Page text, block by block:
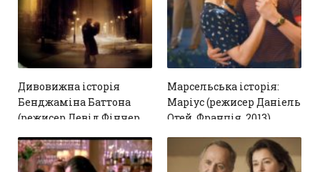
Дивовижна історія
Бенджаміна Баттона
(режисер Девід Фінчер,
1
Марсельська історія:
Маріус (режисер Даніель
Отей, Франція, 2013)
1